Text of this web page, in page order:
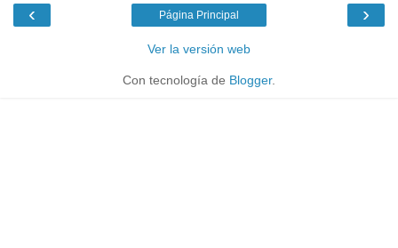
‹ ›
Página Principal
Ver la versión web
Con tecnología de Blogger.